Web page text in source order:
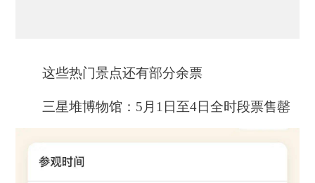
这些热门景点还有部分余票
三星堆博物馆：5月1日至4日全时段票售罄